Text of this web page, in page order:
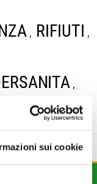
sui cookie
, RIFIUTI ,
,